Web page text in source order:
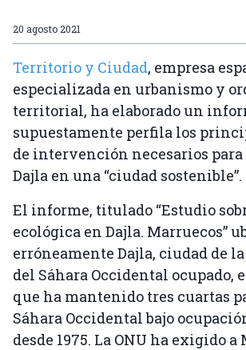
20 agosto 2021
Territorio y Ciudad, empresa
especializada en urbanismo y
territorial, ha elaborado un
supuestamente perfila los
de intervención necesarios
Dajla en una “ciudad sostenible”.
El informe, titulado “Estudio
ecológica en Dajla. Marruecos”
erróneamente Dajla, ciudad de
del Sáhara Occidental ocupado,
que ha mantenido tres cuartas
Sáhara Occidental bajo
desde 1975. La ONU ha exigido a